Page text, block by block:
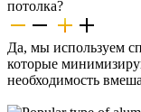
потолка?
Да, мы используем
которые
необходимость